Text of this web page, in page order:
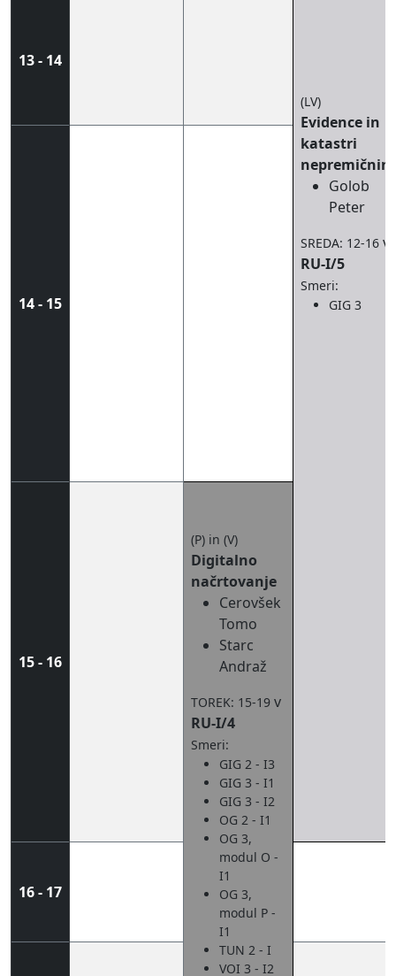
(LV)
Evidence in
katastri
nepremičnin
Golob
Peter
SREDA: 12-16 v
RU-I/5
Smeri:
GIG 3
13 - 14
14 - 15
15 - 16
(P) in (V)
Digitalno
načrtovanje
Cerovšek
Tomo
Starc
Andraž
TOREK: 15-19 v
RU-I/4
Smeri:
GIG 2 - I3
GIG 3 - I1
GIG 3 - I2
OG 2 - I1
OG 3,
modul O -
I1
OG 3,
modul P -
I1
TUN 2 - I
VOI 3 - I2
16 - 17